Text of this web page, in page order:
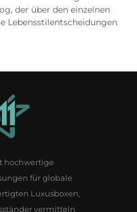
der über den einzelnen
Lebensstilentscheidungen
hochwertige
für globale
Luxusboxen,
vermitteln